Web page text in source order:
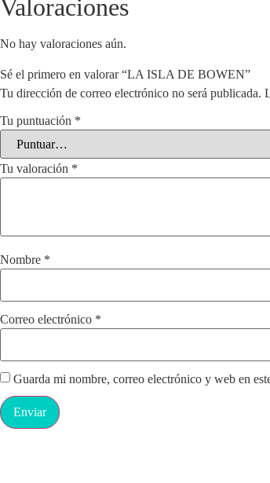
Valoraciones
No hay valoraciones aún.
Sé el primero en valorar “LA ISLA DE BOWEN”
Tu dirección de correo electrónico no será publicada.
Tu puntuación *
Tu valoración *
Nombre *
Correo electrónico *
Guarda mi nombre, correo electrónico y web en